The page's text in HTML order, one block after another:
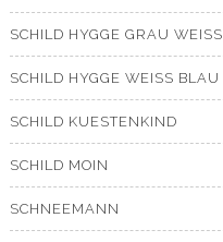
SCHILD HYGGE GRAU WEISS
SCHILD HYGGE WEISS BLAU
SCHILD KUESTENKIND
SCHILD MOIN
SCHNEEMANN